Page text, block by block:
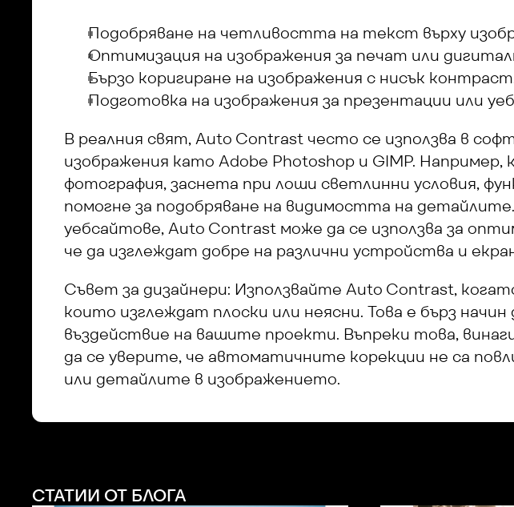
Подобряване на четливостта на текст върху
Оптимизация на изображения за печат или
Бързо коригиране на изображения с нисък
Подготовка на изображения за презентации или
В реалния свят, Auto Contrast често се използва в
изображения като Adobe Photoshop и GIMP. Например,
фотография, заснета при лоши светлинни условия,
помогне за подобряване на видимостта на
уебсайтове, Auto Contrast може да се използва за
че да изглеждат добре на различни устройства и
Съвет за дизайнери: Използвайте Auto Contrast,
които изглеждат плоски или неясни. Това е бърз
въздействие на вашите проекти. Въпреки това,
да се уверите, че автоматичните корекции не са
или детайлите в изображението.
СТАТИИ ОТ БЛОГА